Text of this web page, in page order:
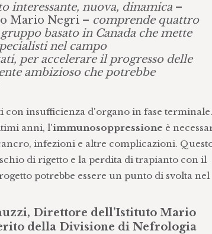
interessante, nuova, dinamica–
Mario Negri – comprende quattro
basato in Canada che mette
nel campo
per accelerare il progresso delle
ambizioso che potrebbe
con insufficienza d'organo in fase terminale.
anni, l'immunosoppressione è
infezioni e altre complicazioni.
di rigetto e la perdita di trapianto con il
potrebbe essere un punto di svolta nel
Direttore dell’Istituto Mario
della Divisione di Nefrologia